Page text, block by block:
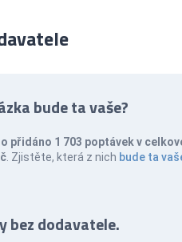
bude ta vaše?
přidáno 1 703 poptávek v
. Zjistěte, která z nich bude ta
bez dodavatele.